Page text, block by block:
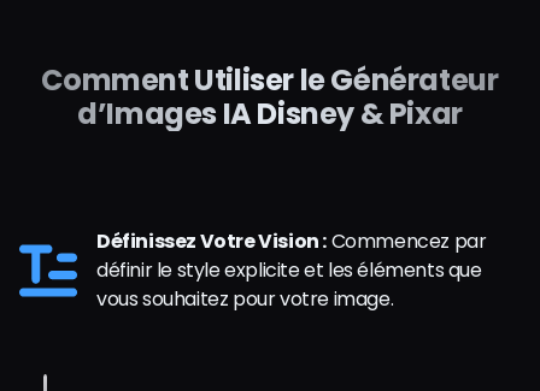
Comment Utiliser le Générateur
d’Images IA Disney & Pixar
Définissez Votre Vision :Commencez par
définir le style explicite et les éléments que
vous souhaitez pour votre image.